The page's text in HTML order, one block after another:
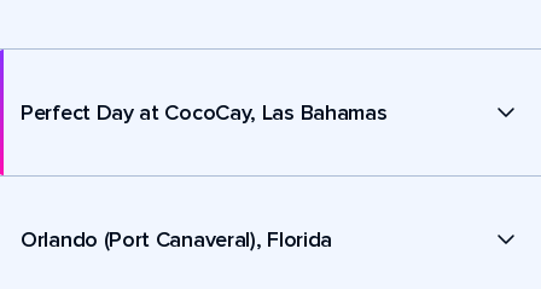
Perfect Day at CocoCay, Las Bahamas
Orlando (Port Canaveral), Florida